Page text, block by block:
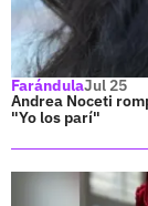
FarándulaJul 25
Andrea Noceti
"Yo los parí"